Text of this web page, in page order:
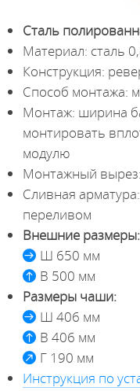
Сталь
Материал: сталь
Конструкция:
Способ монтажа:
Монтаж: ширина
монтировать
модулю
Монтажный
Сливная
переливом
Внешние размеры:
Ш 650 мм
В 500 мм
Размеры чаши:
Ш 406 мм
В 406 мм
Г 190 мм
Инструкция по